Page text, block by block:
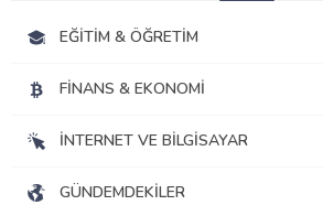
EĞITIM & ÖĞRETIM
FINANS & EKONOMI
İNTERNET VE BILGISAYAR
GÜNDEMDEKILER